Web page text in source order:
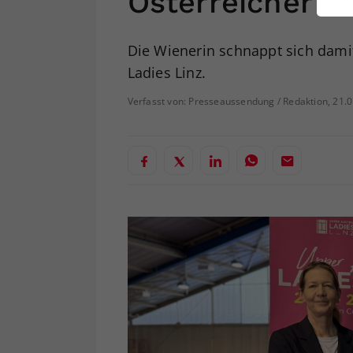
Die Wienerin schnappt sich
Ladies Linz.
Verfasst von: Presseaussendung / Redaktion,